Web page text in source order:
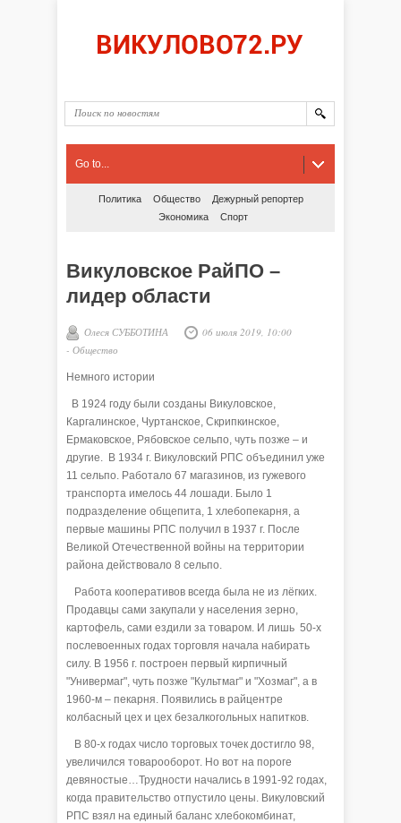
Go to...
Политика Общество
Дежурный репортер
Экономика
Спорт
Викуловское РайПО –
лидер области
Олеся СУББОТИНА
06 июля 2019, 10:00
- Общество
Немного истории
В 1924 году были созданы Викуловское,
Каргалинское, Чуртанское, Скрипкинское,
Ермаковское, Рябовское сельпо, чуть позже – и
другие. В 1934 г. Викуловский РПС объединил уже
11 сельпо. Работало 67 магазинов, из гужевого
транспорта имелось 44 лошади. Было 1
подразделение общепита, 1 хлебопекарня, а
первые машины РПС получил в 1937 г. После
Великой Отечественной войны на территории
района действовало 8 сельпо.
Работа кооперативов всегда была не из лёгких.
Продавцы сами закупали у населения зерно,
картофель, сами ездили за товаром. И лишь 50-х
послевоенных годах торговля начала набирать
силу. В 1956 г. построен первый кирпичный
"Универмаг", чуть позже "Культмаг" и "Хозмаг", а в
1960-м – пекарня. Появились в райцентре
колбасный цех и цех безалкогольных напитков.
В 80-х годах число торговых точек достигло 98,
увеличился товарооборот. Но вот на пороге
девяностые…Трудности начались в 1991-92 годах,
когда правительство отпустило цены. Викуловский
РПС взял на единый баланс хлебокомбинат,